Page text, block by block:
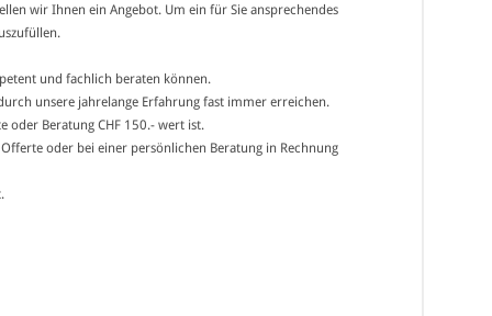
wir Ihnen ein Angebot. Um ein für Sie ansprechendes
und fachlich beraten können.
unsere jahrelange Erfahrung fast immer erreichen.
oder Beratung CHF 150.- wert ist.
oder bei einer persönlichen Beratung in Rechnung